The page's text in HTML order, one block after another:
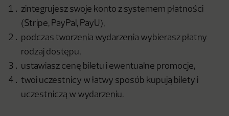
zintegrujesz swoje konto z systemem płatności
(Stripe, PayPal, PayU),
podczas tworzenia wydarzenia wybierasz płatny
rodzaj dostępu,
ustawiasz cenę biletu i ewentualne promocje,
twoi uczestnicy w łatwy sposób kupują bilety i
uczestniczą w wydarzeniu.